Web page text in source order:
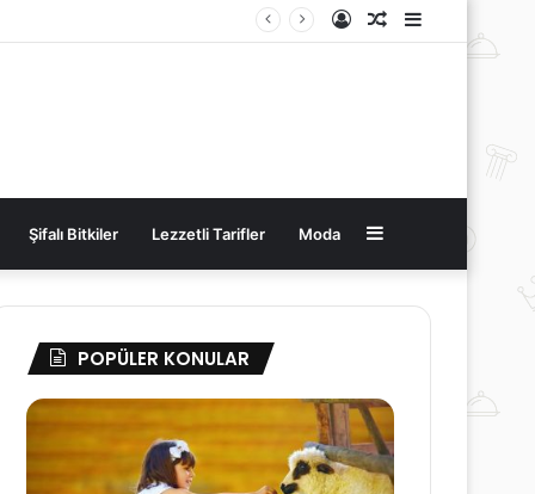
Kenar
Bölmesi
Rastgele
Kayıt
Şifalı Bitkiler Lezzetli Tarifler Moda Kenar
Bölmesi
POPÜLER KONULAR